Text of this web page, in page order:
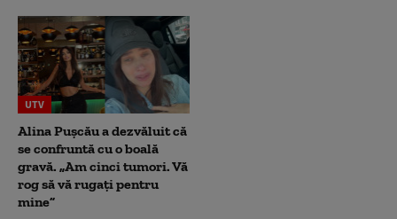
UTV
Alina Pușcău a dezvăluit că
se confruntă cu o boală
gravă. „Am cinci tumori. Vă
rog să vă rugați pentru
mine”